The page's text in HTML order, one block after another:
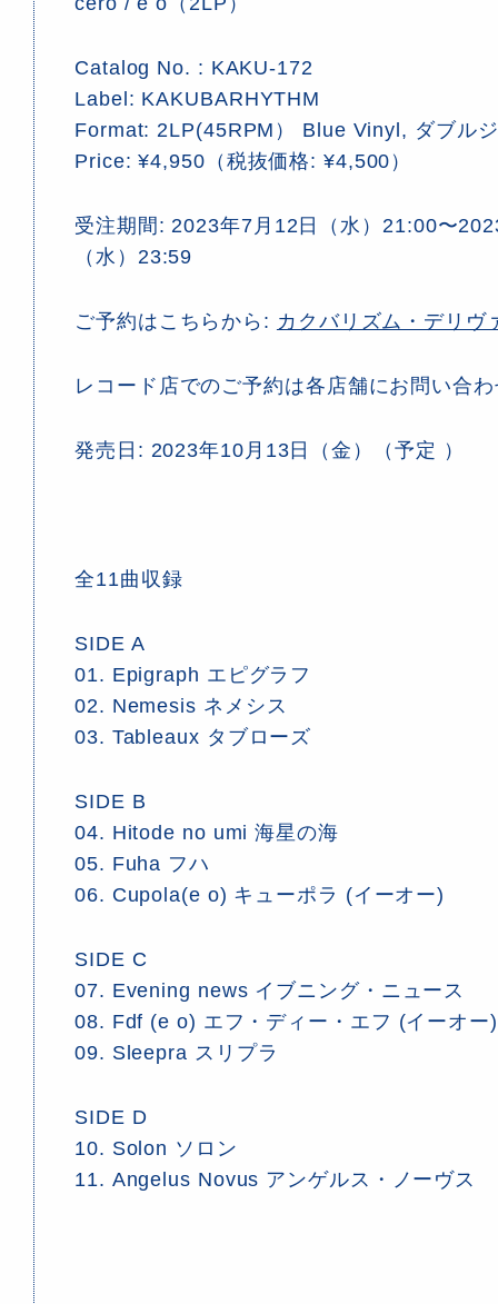
Catalog No. : KAKU-172
Label: KAKUBARHYTHM
Format: 2LP(45RPM） Blue Vinyl, ダブル
Price: ¥4,950（税抜価格: ¥4,500）
受注期間: 2023年7月12日（水）21:00〜
（水）23:59
ご予約はこちらから: カクバリズム・デリヴ
レコード店でのご予約は各店舗にお問い合
発売日: 2023年10月13日（金）（予定 ）
全11曲収録
SIDE A
01. Epigraph エピグラフ
02. Nemesis ネメシス
03. Tableaux タブローズ
SIDE B
04. Hitode no umi 海星の海
05. Fuha フハ
06. Cupola(e o) キューポラ (イーオー)
SIDE C
07. Evening news イブニング・ニュース
08. Fdf (e o) エフ・ディー・エフ (イーオー)
09. Sleepra スリプラ
SIDE D
10. Solon ソロン
11. Angelus Novus アンゲルス・ノーヴス